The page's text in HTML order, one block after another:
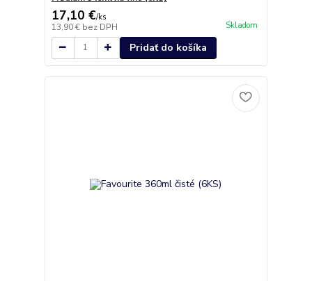
17,10 €/ks
13,90 € bez DPH Skladom
Pridať do košíka